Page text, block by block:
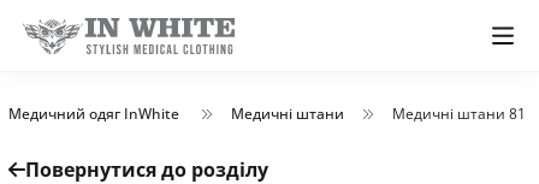
Медичний одяг InWhite Медичні штани Медичні штани 81
Повернутися до розділу